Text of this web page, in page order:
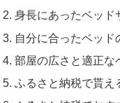
身長にあったベッド
自分に合ったベッド
部屋の広さと適正な
ふるさと納税で貰え